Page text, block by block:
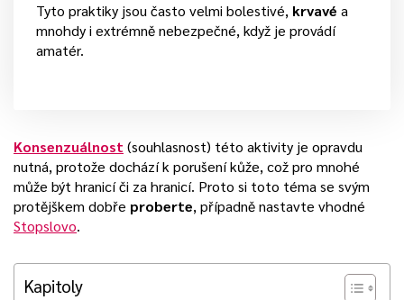
Tyto praktiky jsou často velmi bolestivé, krvavé a
mnohdy i extrémně nebezpečné, když je provádí
amatér.
Konsenzuálnost (souhlasnost) této aktivity je opravdu
nutná, protože dochází k porušení kůže, což pro mnohé
může být hranicí či za hranicí. Proto si toto téma se svým
protějškem dobře proberte, případně nastavte vhodné
Stopslovo.
Kapitoly